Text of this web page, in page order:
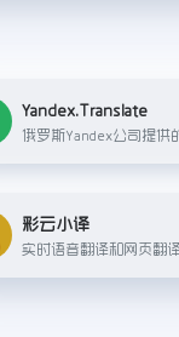
Yandex.Translate
彩云小译